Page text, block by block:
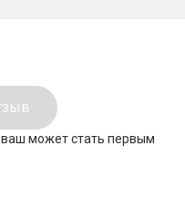
может стать первым